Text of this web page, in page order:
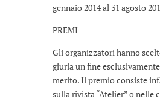
gennaio 2014 al 31 agosto
PREMI
Gli organizzatori hanno
giuria un fine
merito. Il premio consiste
sulla rivista “Atelier” o nelle